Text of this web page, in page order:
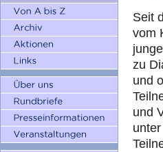
Seit
vom
zu
und
und